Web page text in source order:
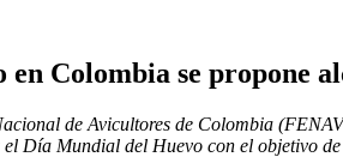
Colombia se propone
de Avicultores de Colombia
Día Mundial del Huevo con el objetivo